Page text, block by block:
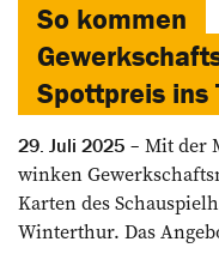
So kommen
Spottpreis ins
29. Juli 2025
Mit der
winken
Karten des
Winterthur. Das